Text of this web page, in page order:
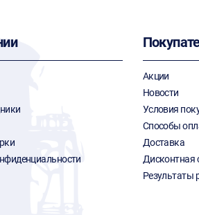
Акции
Новости
Условия
Способы
Доставка
Дисконтная
Результаты